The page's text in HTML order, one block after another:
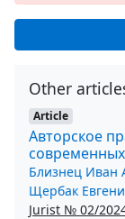
Other
Article
Авторское
Близнец Иван
Щербак
Jurist № 02/